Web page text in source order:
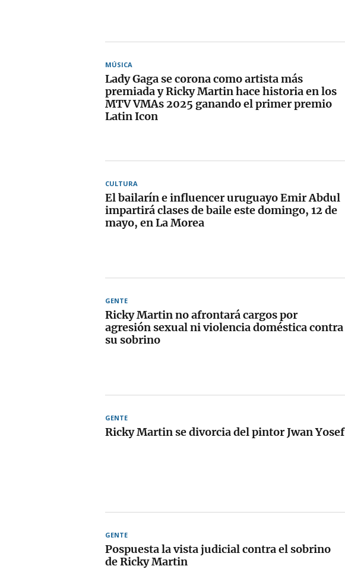
MÚSICA
Lady Gaga se corona como artista más
premiada y Ricky Martin hace historia en los
MTV VMAs 2025 ganando el primer premio
Latin Icon
CULTURA
El bailarín e influencer uruguayo Emir Abdul
impartirá clases de baile este domingo, 12 de
mayo, en La Morea
GENTE
Ricky Martin no afrontará cargos por
agresión sexual ni violencia doméstica contra
su sobrino
GENTE
Ricky Martin se divorcia del pintor Jwan Yosef
GENTE
Pospuesta la vista judicial contra el sobrino
de Ricky Martin